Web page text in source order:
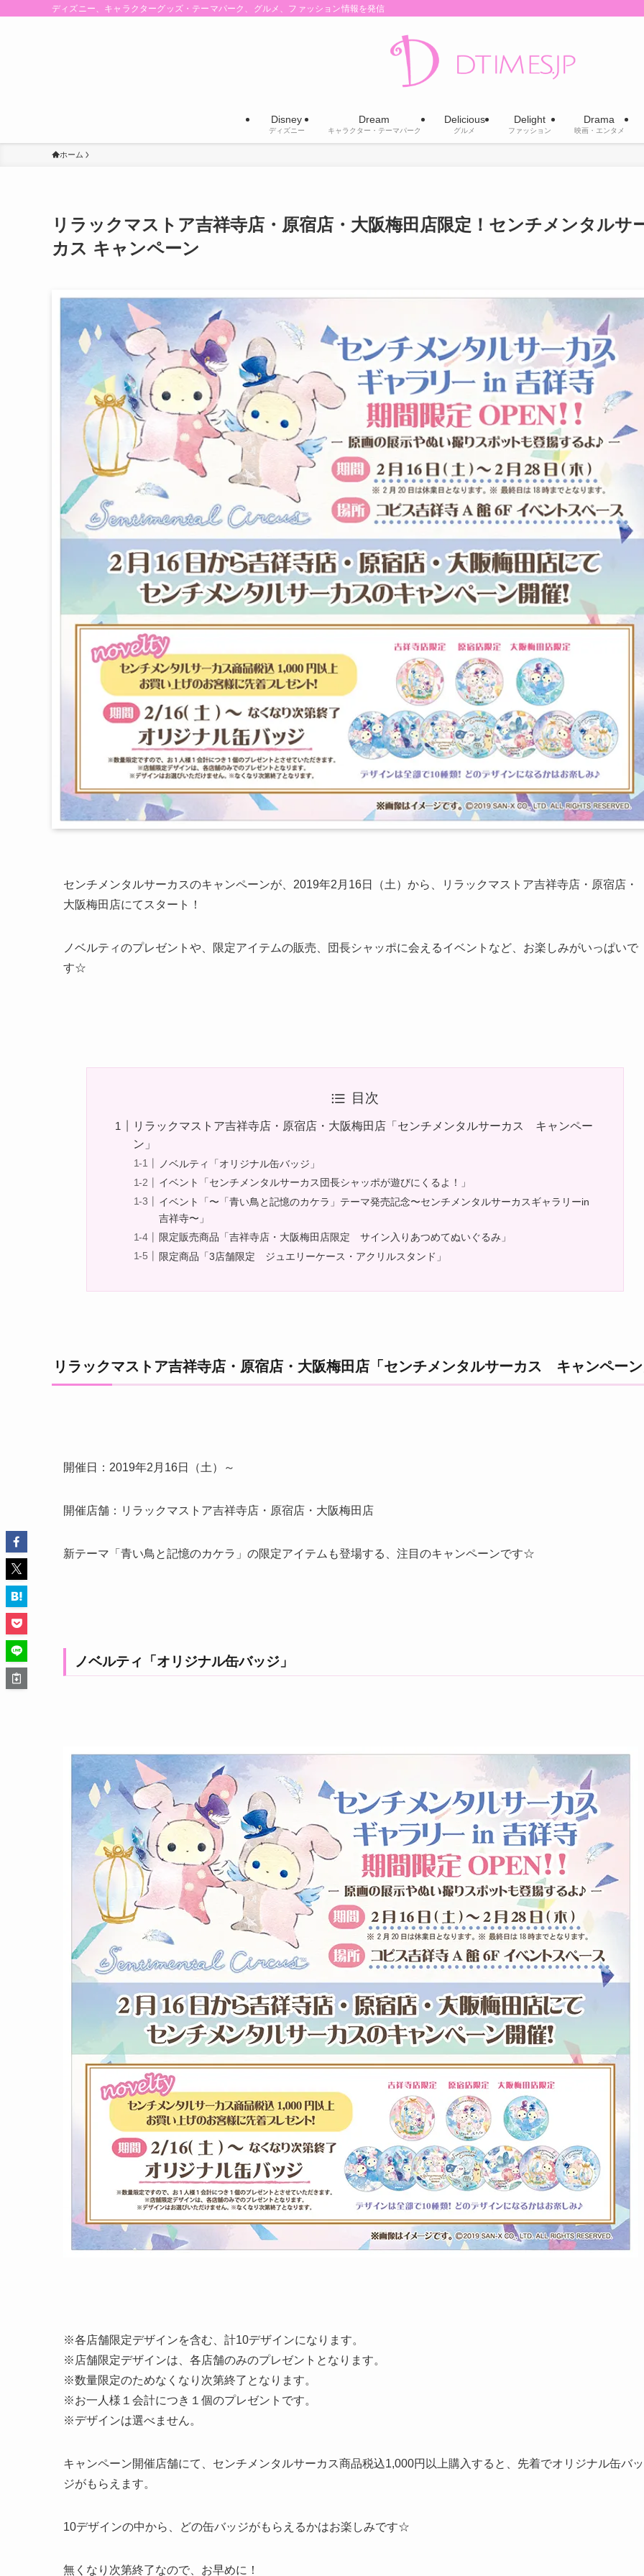
ディズニー、キャラクターグッズ・テーマパーク、グルメ、ファッション情報を発信
Disney
ディズニー
Dream
キャラクター・テーマパーク
Delicious
グルメ
Delight
ファッション
Drama
映画・エンタメ
ホーム
リラックマストア吉祥寺店・原宿店・大阪梅田店限定！センチメンタルサ
カス キャンペーン
センチメンタルサーカスのキャンペーンが、2019年2月16日（土）から、リラックマストア吉祥寺店・原宿店・
大阪梅田店にてスタート！
ノベルティのプレゼントや、限定アイテムの販売、団長シャッポに会えるイベントなど、お楽しみがいっぱいで
す☆
目次
リラックマストア吉祥寺店・原宿店・大阪梅田店「センチメンタルサーカス キャンペー
ン」
ノベルティ「オリジナル缶バッジ」
イベント「センチメンタルサーカス団長シャッポが遊びにくるよ！」
イベント「〜「青い鳥と記憶のカケラ」テーマ発売記念〜センチメンタルサーカスギャラリーin
吉祥寺〜」
限定販売商品「吉祥寺店・大阪梅田店限定 サイン入りあつめてぬいぐるみ」
限定商品「3店舗限定 ジュエリーケース・アクリルスタンド」
リラックマストア吉祥寺店・原宿店・大阪梅田店「センチメンタルサーカス キャンペー
開催日：2019年2月16日（土）～
開催店舗：リラックマストア吉祥寺店・原宿店・大阪梅田店
新テーマ「青い鳥と記憶のカケラ」の限定アイテムも登場する、注目のキャンペーンです☆
ノベルティ「オリジナル缶バッジ」
※各店舗限定デザインを含む、計10デザインになります。
※店舗限定デザインは、各店舗のみのプレゼントとなります。
※数量限定のためなくなり次第終了となります。
※お一人様１会計につき１個のプレゼントです。
※デザインは選べません。
キャンペーン開催店舗にて、センチメンタルサーカス商品税込1,000円以上購入すると、先着でオリジナル缶バッ
ジがもらえます。
10デザインの中から、どの缶バッジがもらえるかはお楽しみです☆
無くなり次第終了なので、お早めに！